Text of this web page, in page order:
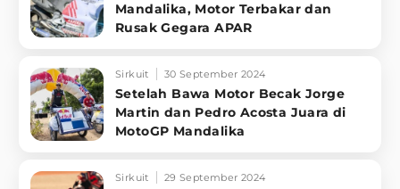
Mandalika, Motor Terbakar dan
Rusak Gegara APAR
Sirkuit 30 September 2024
Setelah Bawa Motor Becak Jorge
Martin dan Pedro Acosta Juara di
MotoGP Mandalika
Sirkuit 29 September 2024